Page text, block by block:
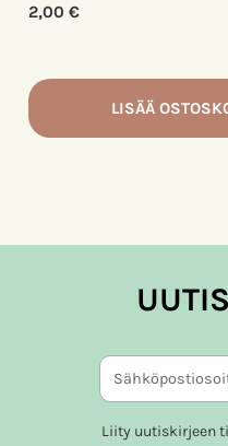
2,00 €
LISÄÄ
Liity uutiskirjeen